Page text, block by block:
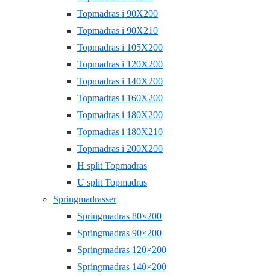
Topmadras i 90X200
Topmadras i 90X210
Topmadras i 105X200
Topmadras i 120X200
Topmadras i 140X200
Topmadras i 160X200
Topmadras i 180X200
Topmadras i 180X210
Topmadras i 200X200
H split Topmadras
U split Topmadras
Springmadrasser
Springmadras 80×200
Springmadras 90×200
Springmadras 120×200
Springmadras 140×200